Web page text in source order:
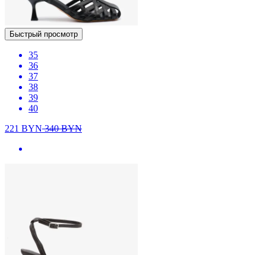
Быстрый просмотр
35
36
37
38
39
40
221 BYN340BYN